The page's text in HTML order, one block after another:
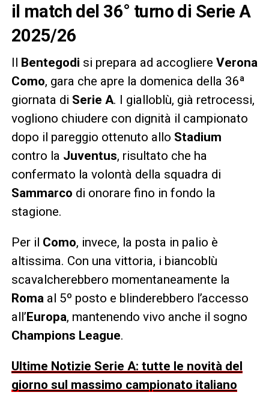
il match del 36° turno di Serie A
2025/26
Il Bentegodi si prepara ad accogliere Verona
Como, gara che apre la domenica della 36ª
giornata di Serie A. I gialloblù, già retrocessi,
vogliono chiudere con dignità il campionato
dopo il pareggio ottenuto allo Stadium
contro la Juventus, risultato che ha
confermato la volontà della squadra di
Sammarco di onorare fino in fondo la
stagione.
Per il Como, invece, la posta in palio è
altissima. Con una vittoria, i biancoblù
scavalcherebbero momentaneamente la
Roma al 5º posto e blinderebbero l’accesso
all’Europa, mantenendo vivo anche il sogno
Champions League.
Ultime Notizie Serie A: tutte le novità del
giorno sul massimo campionato italiano